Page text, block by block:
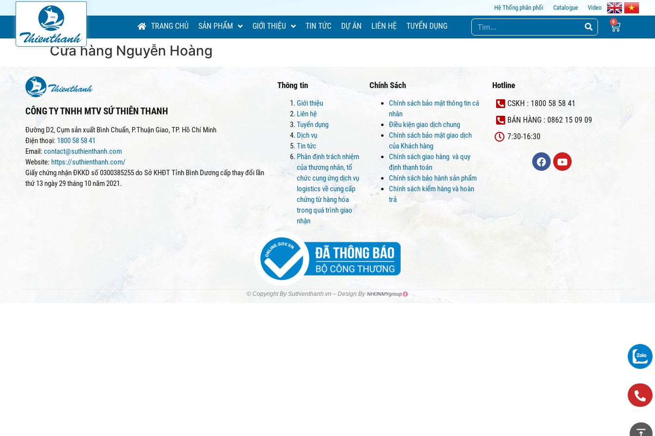
Hệ Thống phân phối Catalogue Video
TRANG CHỦ SẢN PHẨM GIỚI THIỆU TIN TỨC DỰ ÁN LIÊN HỆ TUYỂN DỤNG
Cửa hàng Nguyễn Hoàng
CÔNG TY TNHH MTV SỨ THIÊN THANH
Đường D2, Cụm sản xuất Bình Chuẩn, P.Thuận Giao, TP. Hồ Chí Minh
Điện thoại: 1800 58 58 41
Email: contact@suthienthanh.com
Website: https://suthienthanh.com/
Giấy chứng nhận ĐKKD số 0300385255 do Sở KHĐT Tỉnh Bình Dương cấp thay đổi lần
thứ 13 ngày 29 tháng 10 năm 2021.
Thông tin
Giới thiệu
Liên hệ
Tuyển dụng
Dịch vụ
Tin tức
Phân định trách nhiệm
của thương nhân, tổ
chức cung ứng dịch vụ
logistics về cung cấp
chứng từ hàng hóa
trong quá trình giao
nhận
Chính Sách
Chính sách bảo mật thông tin cá
nhân
Điều kiện giao dịch chung
Chính sách bảo mật giao dịch
của Khách hàng
Chính sách giao hàng và quy
định thanh toán
Chính sách bảo hành sản phẩm
Chính sách kiểm hàng và hoàn
trả
Hotline
CSKH : 1800 58 58 41
BÁN HÀNG : 0862 15 09 09
7:30-16:30
© Copyright By Suthienthanh.vn – Design By